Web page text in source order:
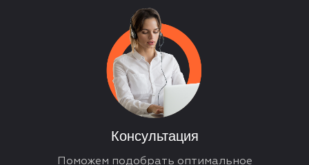
Поможем подобрать оптимальное
Консультация